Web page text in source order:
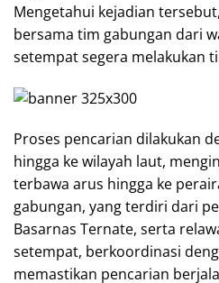
Mengetahui kejadian
bersama tim gabungan dari
setempat segera melakukan
Proses pencarian dilakukan
hingga ke wilayah laut,
terbawa arus hingga ke
gabungan, yang terdiri dari
Basarnas Ternate, serta
setempat, berkoordinasi
memastikan pencarian